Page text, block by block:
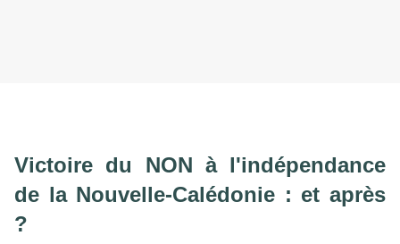
Victoire du NON à l'indépendance
de la Nouvelle-Calédonie : et après
?